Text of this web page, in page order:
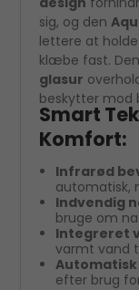
sig, og den
lettere at
klæbe fast. Den
glasur
beskytter mod
Smart
Komfort:
Infrarød
automatisk,
Indvendig
bruge om
Integreret
varmt vand
efter brug